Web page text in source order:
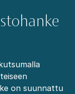
on suunnattu